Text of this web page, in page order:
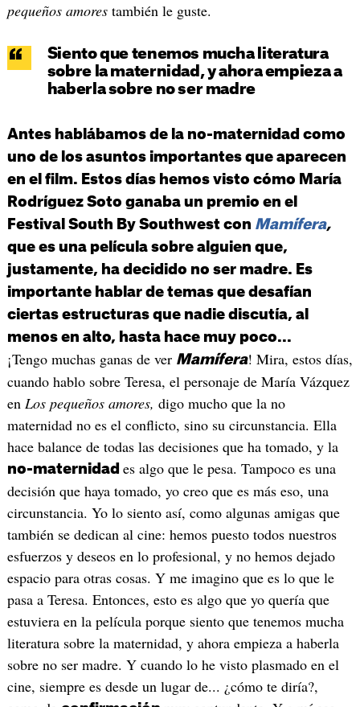
pequeños amorestambién le guste.
Siento que tenemos mucha literatura
sobre la maternidad, y ahora empieza a
haberla sobre no ser madre
Antes hablábamos de la no-maternidad como
uno de los asuntos importantes que aparecen
en el film. Estos días hemos visto cómo María
Rodríguez Soto ganaba un premio en el
Festival South By Southwest con Mamífera,
que es una película sobre alguien que,
justamente, ha decidido no ser madre. Es
importante hablar de temas que desafían
ciertas estructuras que nadie discutía, al
menos en alto, hasta hace muy poco...
¡Tengo muchas ganas de ver Mamífera! Mira, estos días,
cuando hablo sobre Teresa, el personaje de María Vázquez
en Los pequeños amores, digo mucho que la no
maternidad no es el conflicto, sino su circunstancia. Ella
hace balance de todas las decisiones que ha tomado, y la
no-maternidad es algo que le pesa. Tampoco es una
decisión que haya tomado, yo creo que es más eso, una
circunstancia. Yo lo siento así, como algunas amigas que
también se dedican al cine: hemos puesto todos nuestros
esfuerzos y deseos en lo profesional, y no hemos dejado
espacio para otras cosas. Y me imagino que es lo que le
pasa a Teresa. Entonces, esto es algo que yo quería que
estuviera en la película porque siento que tenemos mucha
literatura sobre la maternidad, y ahora empieza a haberla
sobre no ser madre. Y cuando lo he visto plasmado en el
cine, siempre es desde un lugar de... ¿cómo te diría?,